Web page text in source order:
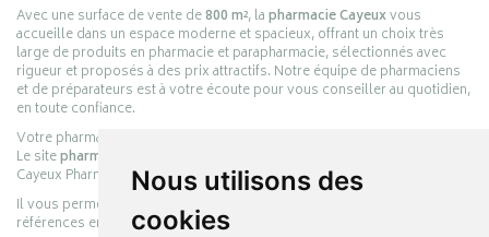
Nous utilisons des
cookies
Avec une surface de vente de800 m², lapharmacie Cayeuxvous
accueille dans un espace moderne et spacieux, offrant un choix très
large de produits en pharmacie et parapharmacie, sélectionnés avec
rigueur et proposés à des prix attractifs. Notre équipe de pharmaciens
et de préparateurs est à votre écoute pour vous conseiller au quotidien,
en toute confiance.
Votre pharmacie en ligne :
Le sitepharmacie-cayeux.fr
Cayeux Pharmabest Berck-sur-Mer – Rang-du-Fliers.
Il vous permet de réaliser vos achats en ligne parmi des milliers de
références en :